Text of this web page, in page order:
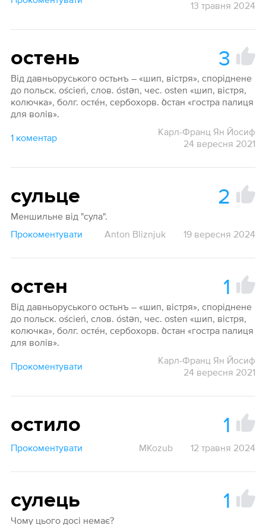
13 травня 2024
остень 3
Від давньоруського остьнъ – «шип, вістря», споріднене
до польск. оśсiеń, слов. óstǝn, чес. оstеn «шип, вістря,
колючка», болг. осте́н, сербохорв. о̀стан «гостра палиця
для волів».
1 коментар
Карл-Франц Ян Йосиф
24 вересня 2021
сульце 2
Меншильне від "сула".
Прокоментувати
Anton Bliznjuk 19 вересня 2024
остен 1
Від давньоруського остьнъ – «шип, вістря», споріднене
до польск. оśсiеń, слов. óstǝn, чес. оstеn «шип, вістря,
колючка», болг. осте́н, сербохорв. о̀стан «гостра палиця
для волів».
Прокоментувати
Карл-Франц Ян Йосиф
24 вересня 2021
остило 1
Прокоментувати MKozub 12 травня 2024
сулець 1
Чому цього досі немає?